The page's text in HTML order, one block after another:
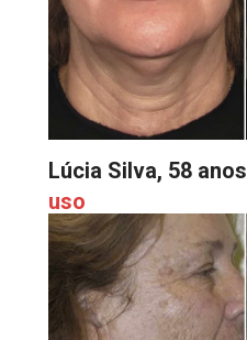
Lúcia Silva, 58 anos
uso